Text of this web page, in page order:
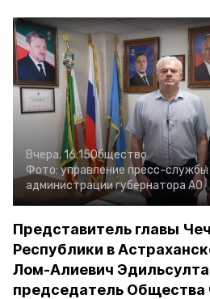
Вчера, 16:15Общество
Фото: управление пресс-
администрации губернатора АО
Представитель главы
Республики в
Лом-Алиевич
председатель Общества